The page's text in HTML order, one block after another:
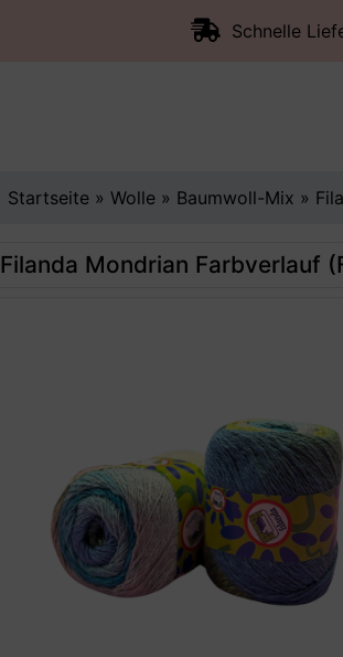
Schnelle
Startseite » Wolle » Baumwoll-Mix »
Filanda Mondrian Farbverlauf